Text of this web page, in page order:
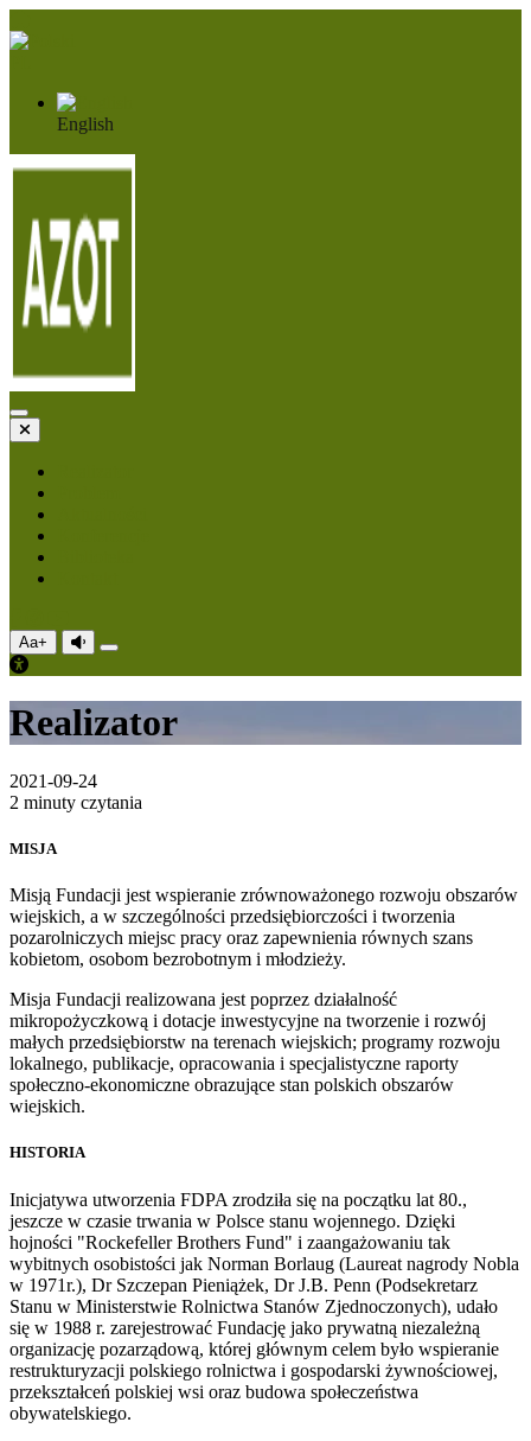
English
Aa+
Realizator
2021-09-24
2 minuty czytania
MISJA
Misją Fundacji jest wspieranie zrównoważonego rozwoju obszarów
wiejskich, a w szczególności przedsiębiorczości i tworzenia
pozarolniczych miejsc pracy oraz zapewnienia równych szans
kobietom, osobom bezrobotnym i młodzieży.
Misja Fundacji realizowana jest poprzez działalność
mikropożyczkową i dotacje inwestycyjne na tworzenie i rozwój
małych przedsiębiorstw na terenach wiejskich; programy rozwoju
lokalnego, publikacje, opracowania i specjalistyczne raporty
społeczno-ekonomiczne obrazujące stan polskich obszarów
wiejskich.
HISTORIA
Inicjatywa utworzenia FDPA zrodziła się na początku lat 80.,
jeszcze w czasie trwania w Polsce stanu wojennego. Dzięki
hojności "Rockefeller Brothers Fund" i zaangażowaniu tak
wybitnych osobistości jak Norman Borlaug (Laureat nagrody Nobla
w 1971r.), Dr Szczepan Pieniążek, Dr J.B. Penn (Podsekretarz
Stanu w Ministerstwie Rolnictwa Stanów Zjednoczonych), udało
się w 1988 r. zarejestrować Fundację jako prywatną niezależną
organizację pozarządową, której głównym celem było wspieranie
restrukturyzacji polskiego rolnictwa i gospodarski żywnościowej,
przekształceń polskiej wsi oraz budowa społeczeństwa
obywatelskiego.